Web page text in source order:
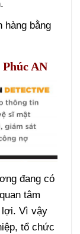
hàng bằng
AN
đang có
tâm
lợi. Vì vậy
tổ chức